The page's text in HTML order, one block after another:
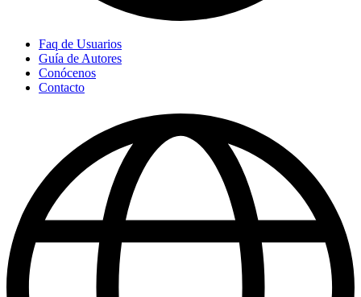
Faq de Usuarios
Guía de Autores
Conócenos
Contacto